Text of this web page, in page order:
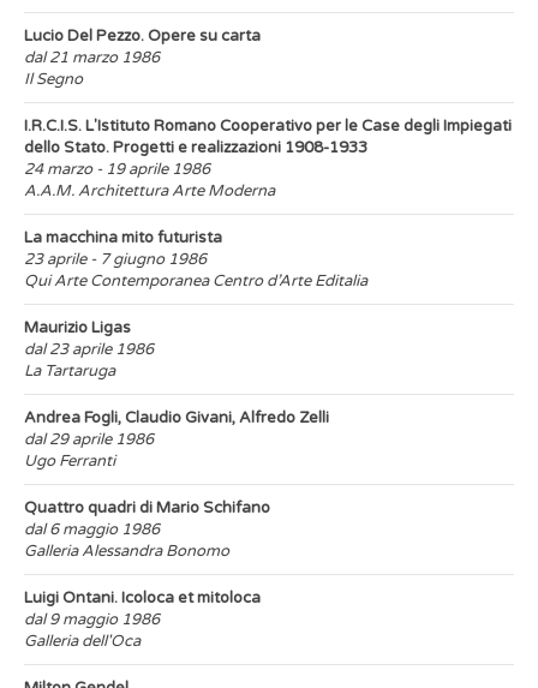
Lucio Del Pezzo. Opere su carta
dal 21 marzo 1986
Il Segno
I.R.C.I.S. L'Istituto Romano Cooperativo per le Case degli Impiegati
dello Stato. Progetti e realizzazioni 1908-1933
24 marzo - 19 aprile 1986
A.A.M. Architettura Arte Moderna
La macchina mito futurista
23 aprile - 7 giugno 1986
Qui Arte Contemporanea Centro d’Arte Editalia
Maurizio Ligas
dal 23 aprile 1986
La Tartaruga
Andrea Fogli, Claudio Givani, Alfredo Zelli
dal 29 aprile 1986
Ugo Ferranti
Quattro quadri di Mario Schifano
dal 6 maggio 1986
Galleria Alessandra Bonomo
Luigi Ontani. Icoloca et mitoloca
dal 9 maggio 1986
Galleria dell'Oca